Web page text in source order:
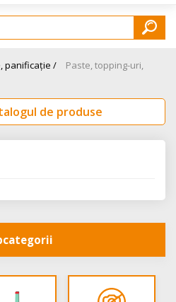
panificație /
Paste, topping-uri,
de produse